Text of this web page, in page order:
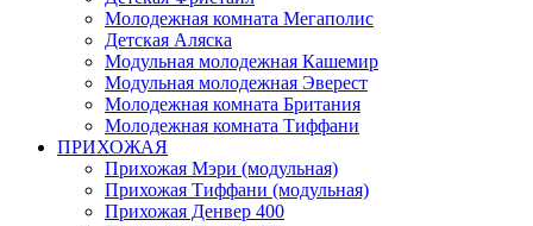
Молодежная комната Мегаполис
Детская Аляска
Модульная молодежная Кашемир
Модульная молодежная Эверест
Молодежная комната Британия
Молодежная комната Тиффани
ПРИХОЖАЯ
Прихожая Мэри (модульная)
Прихожая Тиффани (модульная)
Прихожая Денвер 400